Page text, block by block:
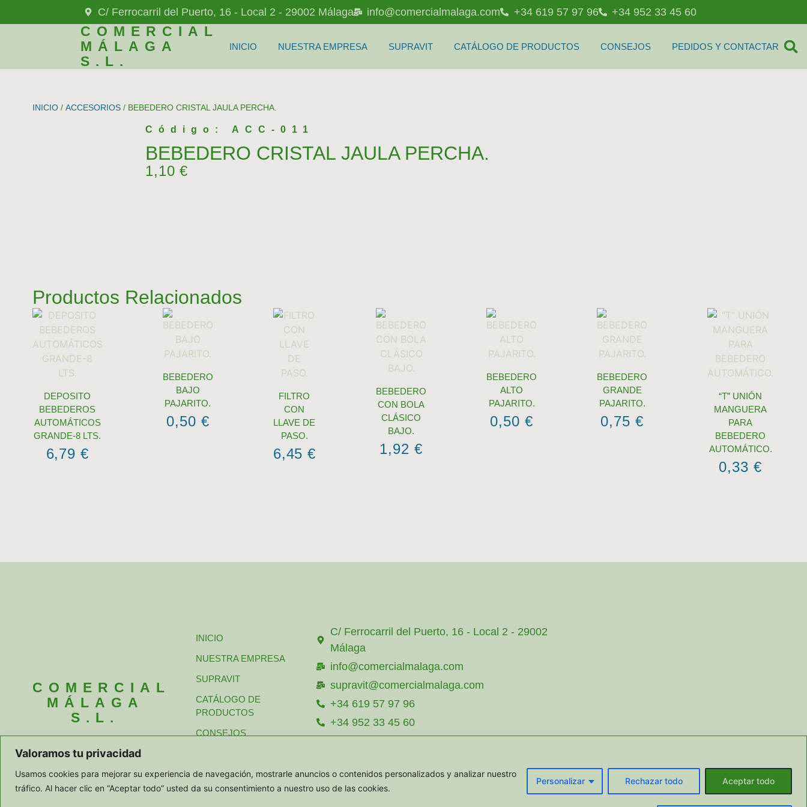
Valoramos tu privacidad
Usamos cookies para mejorar su experiencia de navegación, mostrarle anuncios o contenidos personalizados y analizar nuestro
tráfico. Al hacer clic en “Aceptar todo” usted da su consentimiento a nuestro uso de las cookies.
Personalizar Rechazar todo Aceptar todo
C/ Ferrocarril del Puerto, 16 - Local 2 - 29002 Málaga info@comercialmalaga.com +34 619 57 97 96 +34 952 33 45 60
COMERCIAL
MÁLAGA
S.L.
INICIO NUESTRA EMPRESA SUPRAVIT CATÁLOGO DE PRODUCTOS CONSEJOS PEDIDOS Y CONTACTAR
INICIO/ ACCESORIOS/ BEBEDERO CRISTAL JAULA PERCHA.
Código: ACC-011
BEBEDERO CRISTAL JAULA PERCHA.
1,10€
Productos Relacionados
DEPOSITO
BEBEDEROS
AUTOMÁTICOS
GRANDE-8 LTS.
6,79€
BEBEDERO
BAJO
PAJARITO.
0,50 €
FILTRO
CON
LLAVE DE
PASO.
6,45€
BEBEDERO
CON BOLA
CLÁSICO
BAJO.
1,92 €
BEBEDERO
ALTO
PAJARITO.
0,50 €
BEBEDERO
GRANDE
PAJARITO.
0,75 €
“T” UNIÓN
MANGUERA
PARA
BEBEDERO
AUTOMÁTICO.
0,33 €
COMERCIAL
MÁLAGA
S.L.
INICIO
NUESTRA EMPRESA
SUPRAVIT
CATÁLOGO DE
PRODUCTOS
CONSEJOS
C/ Ferrocarril del Puerto, 16 - Local 2 - 29002
Málaga
info@comercialmalaga.com
supravit@comercialmalaga.com
+34 619 57 97 96
+34 952 33 45 60